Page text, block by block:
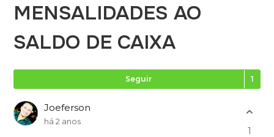
MENSALIDADES AO
SALDO DE CAIXA
Seguir
Joeferson
há 2 anos
1